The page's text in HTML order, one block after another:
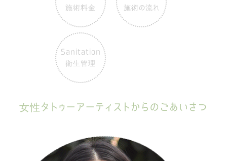
施術料金
施術の流れ
Sanitation
衛生管理
女性タトゥーアーティストからのごあいさつ